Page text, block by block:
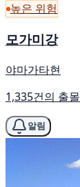
높은 위험
모가미강
야마가타현
1,335건의 출몰
알림